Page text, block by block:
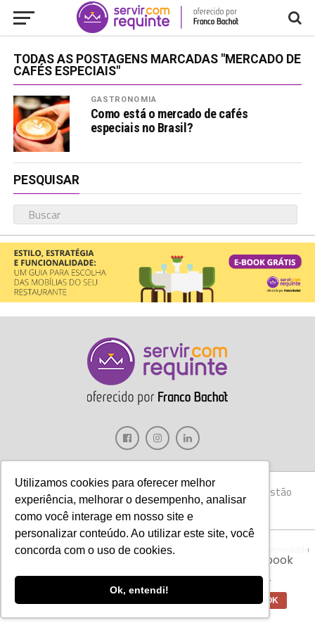
Utilizamos cookies para oferecer melhor
experiência, melhorar o desempenho, analisar
como você interage em nosso site e
personalizar conteúdo. Ao utilizar este site, você
concorda com o uso de cookies.
Ok, entendi!
TODAS AS POSTAGENS MARCADAS "MERCADO DE
CAFÉS ESPECIAIS"
GASTRONOMIA
Como está o mercado de cafés
especiais no Brasil?
PESQUISAR
Gastronomia Móveis Decoração Hotelaria
Gestão
Marketing
Tecnologia Eventos
Copyright © 2017 Servir com Requinte • Franco Bachot Móveis . Desenvolvido
Aviso:Nós da Franco Bachot utilizamos de
cookies com ferramentas do Google e Facebook
experiência de nossos clientes para oferecer
melhores produtos e serviços. OK